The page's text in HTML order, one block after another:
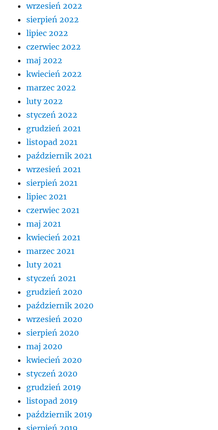
wrzesień 2022
sierpień 2022
lipiec 2022
czerwiec 2022
maj 2022
kwiecień 2022
marzec 2022
luty 2022
styczeń 2022
grudzień 2021
listopad 2021
październik 2021
wrzesień 2021
sierpień 2021
lipiec 2021
czerwiec 2021
maj 2021
kwiecień 2021
marzec 2021
luty 2021
styczeń 2021
grudzień 2020
październik 2020
wrzesień 2020
sierpień 2020
maj 2020
kwiecień 2020
styczeń 2020
grudzień 2019
listopad 2019
październik 2019
sierpień 2019